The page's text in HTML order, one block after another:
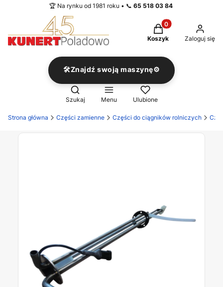
🏆 Na rynku od 1981 roku • 📞 65 518 03 84
Produkty w
Koszyk Zaloguj się
🛠️Znajdź swoją maszynę⚙️
Otwórz wyszukiwarkę
Szukaj Menu Ulubione
Strona główna Części zamienne Części do ciągników rolniczych